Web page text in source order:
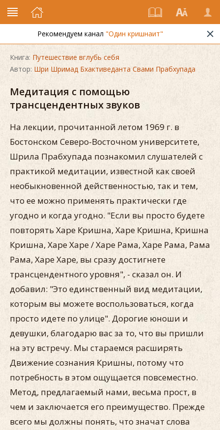
Рекомендуем канал "Один кришнаит"
Книга: Путешествие вглубь себя
Автор: Шри Шримад Бхактиведанта Свами Прабхупада
Медитация с помощью
трансцендентных звуков
На лекции, прочитанной летом 1969 г. в
Бостонском Северо-Восточном университете,
Шрила Прабхупада познакомил слушателей с
практикой медитации, известной как своей
необыкновенной действенностью, так и тем,
что ее можно применять практически где
угодно и когда угодно. "Если вы просто будете
повторять Харе Кришна, Харе Кришна, Кришна
Кришна, Харе Харе / Харе Рама, Харе Рама, Рама
Рама, Харе Харе, вы сразу достигнете
трансцендентного уровня", - сказал он. И
добавил: "Это единственный вид медитации,
которым вы можете воспользоваться, когда
просто идете по улице". Дорогие юноши и
девушки, благодарю вас за то, что вы пришли
на эту встречу. Мы стараемся расширять
Движение сознания Кришны, потому что
потребность в этом ощущается повсеместно.
Метод, предлагаемый нами, весьма прост, в
чем и заключается его преимущество. Прежде
всего мы должны понять, что значат слова